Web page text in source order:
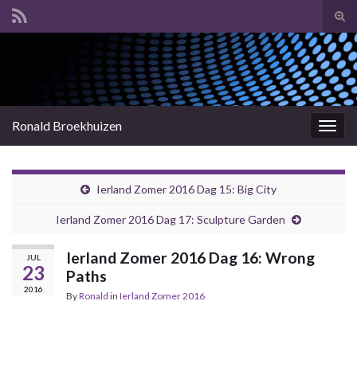
Search for:
Ronald Broekhuizen
Ierland Zomer 2016 Dag 15: Big City
Ierland Zomer 2016 Dag 17: Sculpture Garden
JUL
23
2016
Ierland Zomer 2016 Dag 16: Wrong
Paths
ByRonald in Ierland Zomer 2016